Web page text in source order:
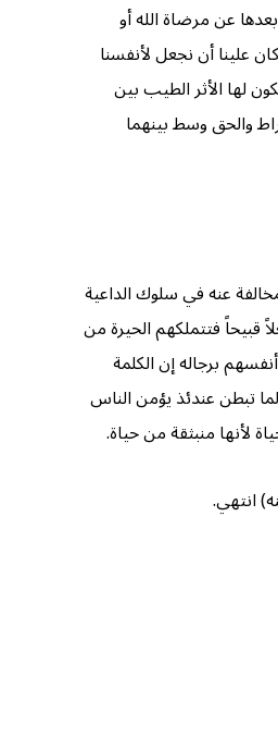
عن مرضاة الله أو
علينا أن نجعل لأنفسنا
لها الأثر الطيب بين
والحق وسط بينهما
(والدعوة إلى البر والمخالفة عنه في سلوك الداعية
فتتملكهم الحيرة من
برجاله إن الكلمة
تبطن عندئذ يؤمن الناس
لأنها منبثقة من حياة.
انتهي.